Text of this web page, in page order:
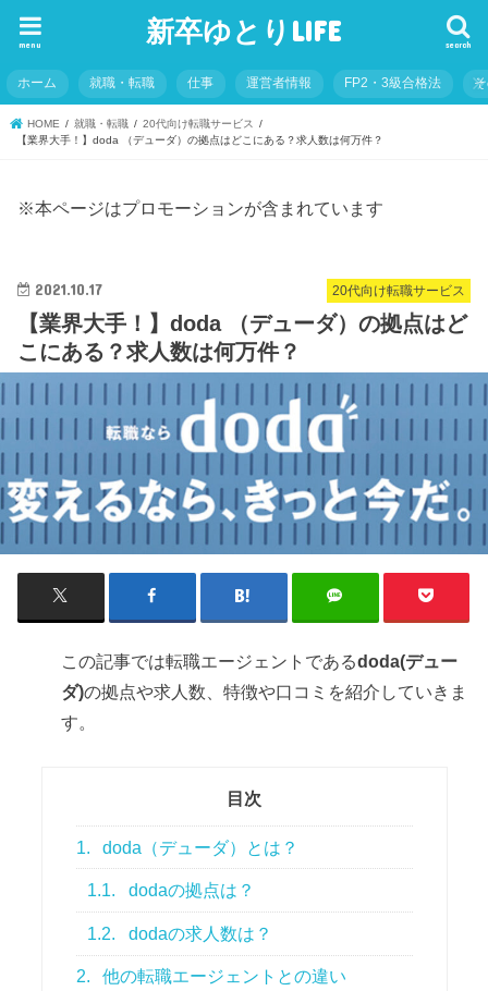
新卒ゆとりLIFE search
menu
ホーム 就職・転職 仕事 運営者情報 FP2・3級合格法
HOME 就職・転職
20代向け転職サービス
【業界大手！】doda （デューダ）の拠点はどこにある？求人数は何万件？
※本ページはプロモーションが含まれています
20代向け転職サービス
2021.10.17
【業界大手！】doda （デューダ）の拠点はど
こにある？求人数は何万件？
この記事では転職エージェントであるdoda(デュー
ダ)の拠点や求人数、特徴や口コミを紹介していきま
す。
目次
1. doda（デューダ）とは？
1.1. dodaの拠点は？
1.2. dodaの求人数は？
2. 他の転職エージェントとの違い